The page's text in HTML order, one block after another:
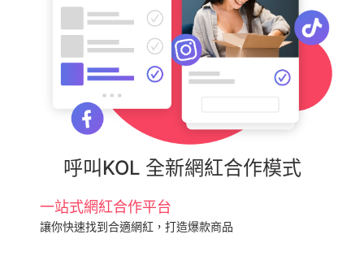
呼叫KOL 全新網紅合作模式
一站式網紅合作平台
讓你快速找到合適網紅，打造爆款商品